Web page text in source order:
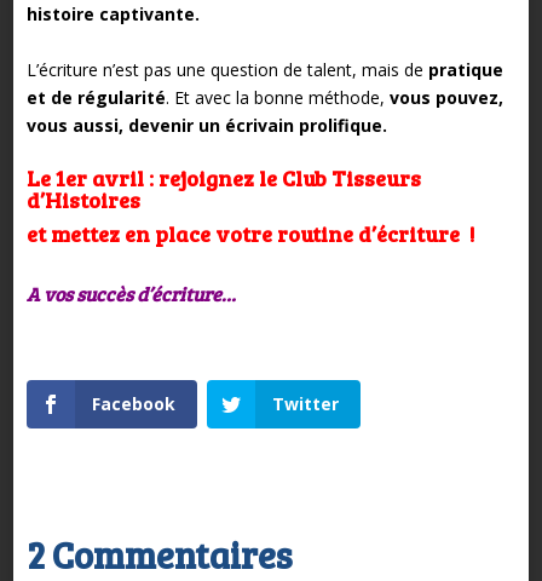
histoire captivante.
L’écriture n’est pas une question de talent, mais de pratique
et de régularité. Et avec la bonne méthode, vous pouvez,
vous aussi, devenir un écrivain prolifique.
Le 1er avril : rejoignez le Club Tisseurs
d’Histoires
et mettez en place votre routine d’écriture !
A vos succès d’écriture…
Facebook Twitter
2 Commentaires